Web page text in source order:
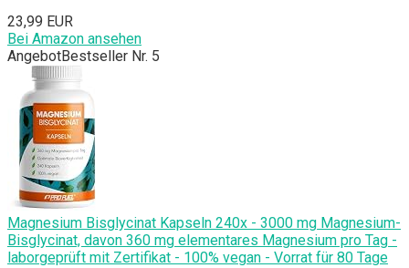
23,99 EUR
Bei Amazon ansehen
AngebotBestseller Nr. 5
Magnesium Bisglycinat Kapseln 240x - 3000 mg Magnesium-
Bisglycinat, davon 360 mg elementares Magnesium pro Tag -
laborgeprüft mit Zertifikat - 100% vegan - Vorrat für 80 Tage